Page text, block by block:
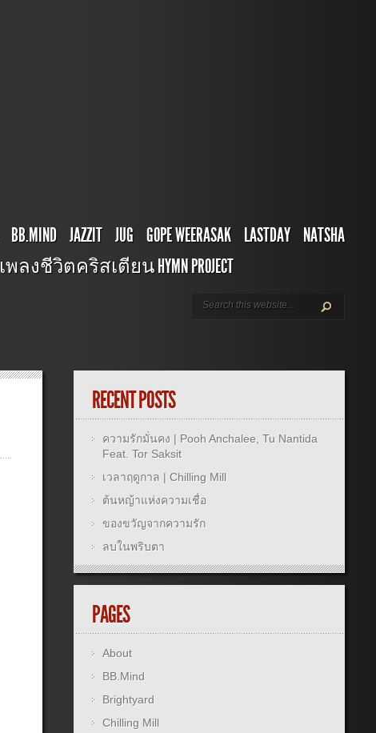
BB.MIND JAZZIT JUG GOPE WEERASAK LASTDAY
NATSHA
เพลงชีวิตคริสเตียน HYMN PROJECT
RECENT POSTS
ความรักมั่นคง | Pooh Anchalee, Tu Nantida
Feat. Tor Saksit
เวลาฤดูกาล | Chilling Mill
ต้นหญ้าแห่งความเชื่อ
ของขวัญจากความรัก
ลบในพริบตา
PAGES
About
BB.Mind
Brightyard
Chilling Mill